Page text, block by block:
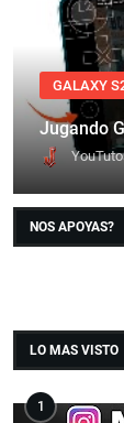
GALAXY
Jugando
NOS APOYAS?
LO MAS VISTO